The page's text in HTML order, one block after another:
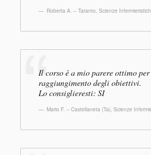
Roberta A. – Taranto, Scienze
Il corso è a mio parere ottimo
raggiungimento degli obiettivi.
Lo consiglieresti: SI
Mario F. – Castellaneta (Ta), Scienze